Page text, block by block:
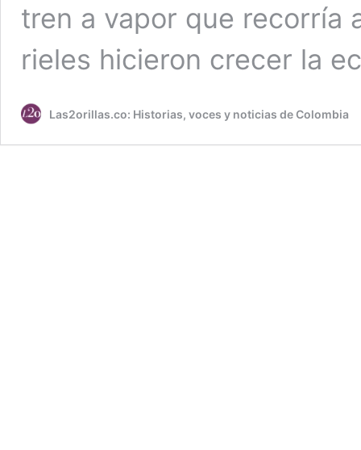
tren a vapor que recorría
rieles hicieron crecer la
Las2orillas.co: Historias, voces y noticias de Colombia